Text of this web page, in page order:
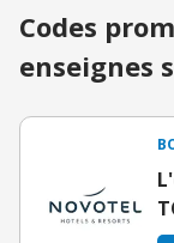
Codes
enseignes